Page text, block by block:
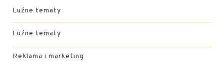
Luźne tematy
Luźne tematy
Reklama i marketing